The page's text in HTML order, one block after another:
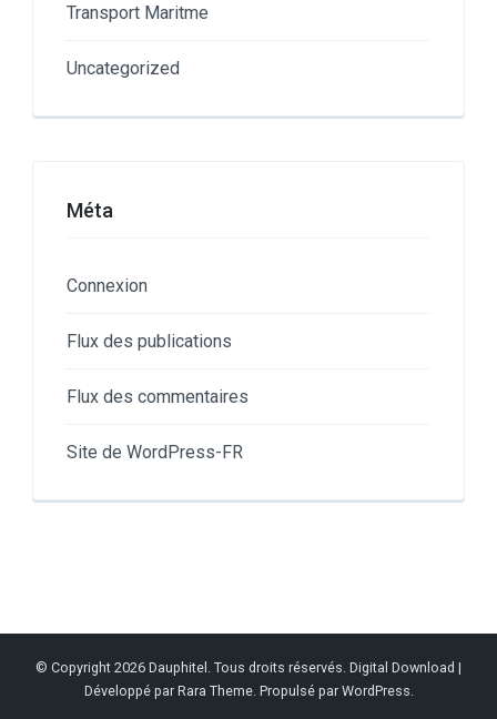
Transport Maritme
Uncategorized
Méta
Connexion
Flux des publications
Flux des commentaires
Site de WordPress-FR
© Copyright 2026 Dauphitel . Tous droits réservés. Digital Download |
Développé par Rara Theme. Propulsé par WordPress